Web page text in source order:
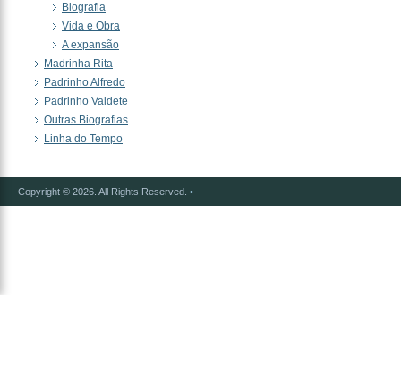
Biografia
Vida e Obra
A expansão
Madrinha Rita
Padrinho Alfredo
Padrinho Valdete
Outras Biografias
Linha do Tempo
Copyright © 2026. All Rights Reserved. •